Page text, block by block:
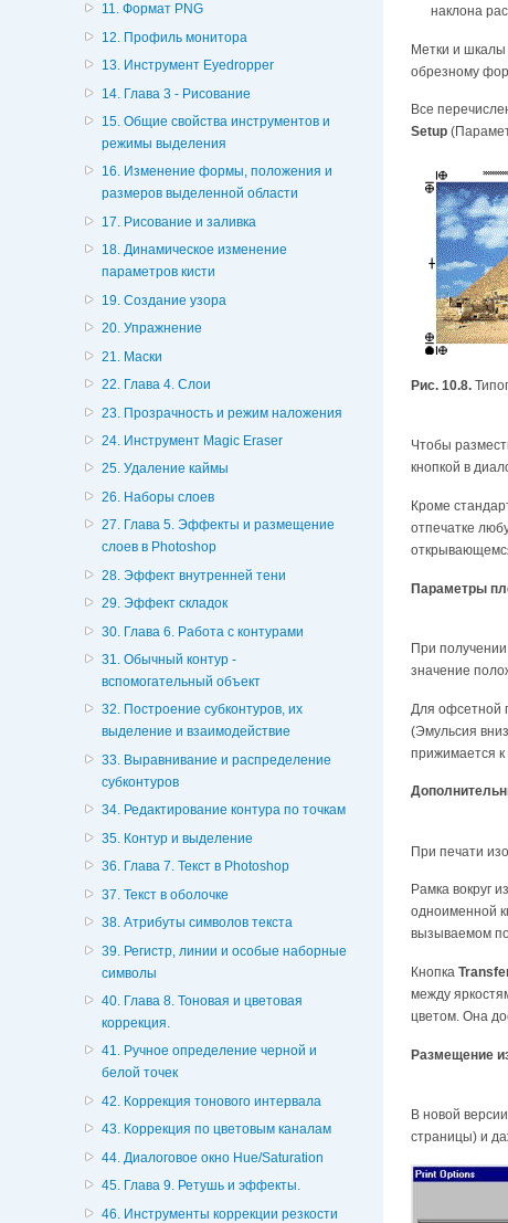
11. Формат PNG
12. Профиль монитора
13. Инструмент Eyedropper
14. Глава 3 - Рисование
15. Общие свойства инструментов и
режимы выделения
16. Изменение формы, положения и
размеров выделенной области
17. Рисование и заливка
18. Динамическое изменение
параметров кисти
19. Создание узора
20. Упражнение
21. Маски
22. Глава 4. Слои
23. Прозрачность и режим наложения
24. Инструмент Magic Eraser
25. Удаление каймы
26. Наборы слоев
27. Глава 5. Эффекты и размещение
слоев в Photoshop
28. Эффект внутренней тени
29. Эффект складок
30. Глава 6. Работа с контурами
31. Обычный контур -
вспомогательный объект
32. Построение субконтуров, их
выделение и взаимодействие
33. Выравнивание и распределение
субконтуров
34. Редактирование контура по точкам
35. Контур и выделение
36. Глава 7. Текст в Photoshop
37. Текст в оболочке
38. Атрибуты символов текста
39. Регистр, линии и особые наборные
символы
40. Глава 8. Тоновая и цветовая
коррекция.
41. Ручное определение черной и
белой точек
42. Коррекция тонового интервала
43. Коррекция по цветовым каналам
44. Диалоговое окно Hue/Saturation
45. Глава 9. Ретушь и эффекты.
46. Инструменты коррекции резкости
наклона
Метки и шкалы
обрезному
Все
Setup
Рис. 10.8.
Чтобы
кнопкой в
Кроме
отпечатке
Параметры
При
значение
Для офсетной
(Эмульсия
прижимается
При печати
Рамка вокруг
одноименной
вызываемом
Кнопка
между
цветом. Она
Размещение
В новой
страницы) и